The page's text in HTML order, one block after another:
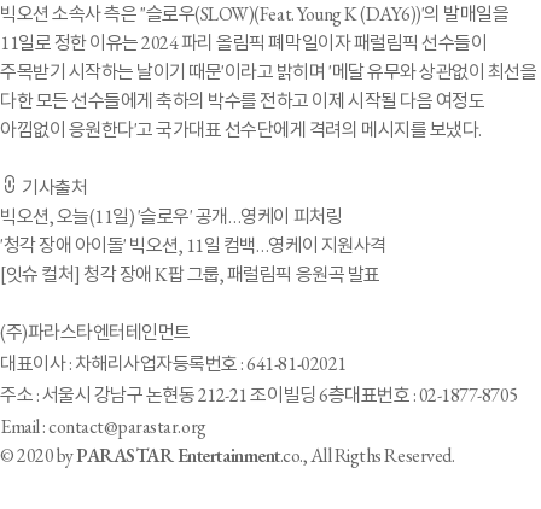
빅오션 소속사 측은 ''슬로우(SLOW)(Feat. Young K (DAY6))'의 발매일을
11일로 정한 이유는 2024 파리 올림픽 폐막일이자 패럴림픽 선수들이
주목받기 시작하는 날이기 때문'이라고 밝히며 '메달 유무와 상관없이 최선을
다한 모든 선수들에게 축하의 박수를 전하고 이제 시작될 다음 여정도
아낌없이 응원한다'고 국가대표 선수단에게 격려의 메시지를 보냈다.
기사출처
빅오션, 오늘(11일) '슬로우' 공개…영케이 피처링
'청각 장애 아이돌' 빅오션, 11일 컴백…영케이 지원사격
[잇슈 컬처] 청각 장애 K팝 그룹, 패럴림픽 응원곡 발표
(주)파라스타엔터테인먼트
대표이사 : 차해리사업자등록번호 : 641-81-02021
주소 : 서울시 강남구 논현동 212-21 조이빌딩 6층대표번호 : 02-1877-8705
Email : contact@parastar.org
© 2020 byPARASTAR Entertainment.co., All Rigths Reserved.